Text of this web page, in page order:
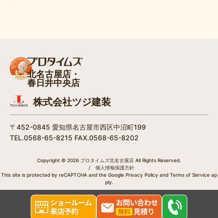
北名古屋店・
春日井中央店
株式会社ツジ建装
〒452-0845 愛知県名古屋市西区中沼町199
TEL.0568-65-8215 FAX.0568-65-8202
Copyright © 2026 プロタイムズ北名古屋店 All Rights Reserved.
/
個人情報保護方針
This site is protected by reCAPTCHA and the Google Privacy Policy and Terms of Service ap
ply.